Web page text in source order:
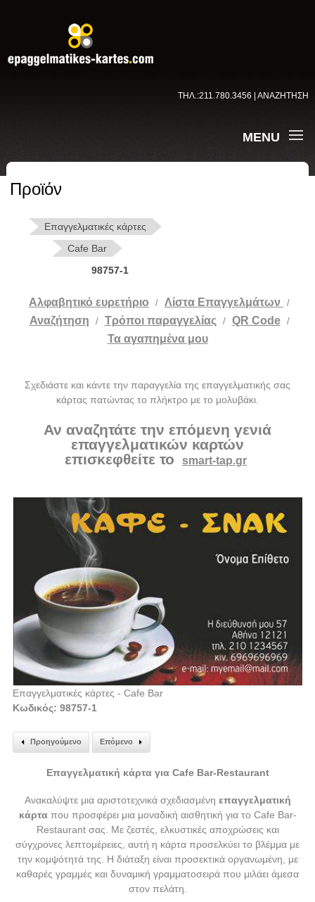
ΤΗΛ.:211.780.3456 | ΑΝΑΖΗΤΗΣΗ
MENU
Προϊόν
Επαγγελματικές κάρτες
Cafe Bar
98757-1
Αλφαβητικό ευρετήριο / Λίστα Επαγγελμάτων /
Αναζήτηση / Tρόποι παραγγελίας / QR Code /
Τα αγαπημένα μου
Σχεδιάστε και κάντε την παραγγελία της επαγγελματικής σας
κάρτας πατώντας το πλήκτρο με το μολυβάκι.
Αν αναζητάτε την επόμενη γενιά
επαγγελματικών καρτών
επισκεφθείτε το
smart-tap.gr
Επαγγελματικές κάρτες - Cafe Bar
Κωδικός: 98757-1
Προηγούμενο Επόμενο
Επαγγελματική κάρτα για Cafe Bar-Restaurant
Ανακαλύψτε μια αριστοτεχνικά σχεδιασμένη επαγγελματική
κάρταπου προσφέρει μια μοναδική αισθητική για το Cafe Bar-
Restaurant σας. Με ζεστές, ελκυστικές αποχρώσεις και
σύγχρονες λεπτομέρειες, αυτή η κάρτα προσελκύει το βλέμμα με
την κομψότητά της. Η διάταξη είναι προσεκτικά οργανωμένη, με
καθαρές γραμμές και δυναμική γραμματοσειρά που μιλάει άμεσα
στον πελάτη.